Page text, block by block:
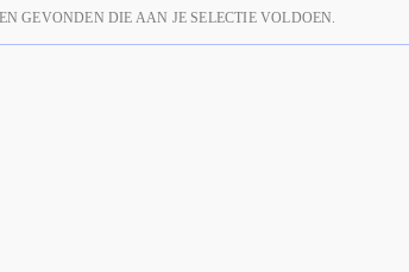
GEVONDEN DIE AAN JE SELECTIE VOLDOEN.